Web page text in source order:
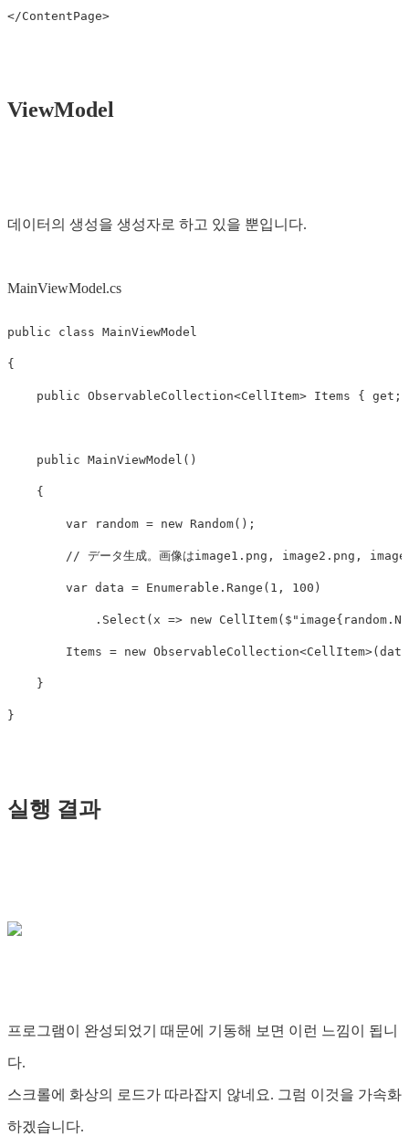
</ContentPage>
ViewModel
데이터의 생성을 생성자로 하고 있을 뿐입니다.
MainViewModel.cs
public class MainViewModel
{
public ObservableCollection<CellItem> Items { get ;
public MainViewModel ()
{
var random = new Random();
// データ生成。画像はimage1.png, image2.png,
var data = Enumerable . Range ( 1 , 100 )
. Select ( x => new CellItem( $"image{ random .
Items = new ObservableCollection<CellItem>(data
}
}
실행 결과
프로그램이 완성되었기 때문에 기동해 보면 이런 느낌이 됩니
다.
스크롤에 화상의 로드가 따라잡지 않네요. 그럼 이것을 가속화
하겠습니다.